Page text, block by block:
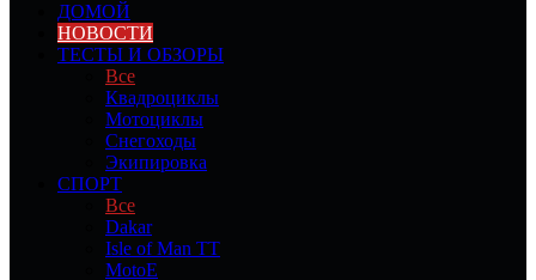
ДОМОЙ
НОВОСТИ
ТЕСТЫ И ОБЗОРЫ
Все
Квадроциклы
Мотоциклы
Снегоходы
Экипировка
СПОРТ
Все
Dakar
Isle of Man TT
MotoE